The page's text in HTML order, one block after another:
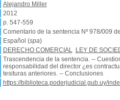
Alejandro Miller
2012
p. 547-559
Comentario de la sentencia Nº 978/009
Español (spa)
DERECHO COMERCIAL LEY DE
Trascendencia de la sentencia. --
responsabilidad del director ¿es
tesituras anteriores. -- Conclusiones
https://biblioteca.poderjudicial.gub.uy/